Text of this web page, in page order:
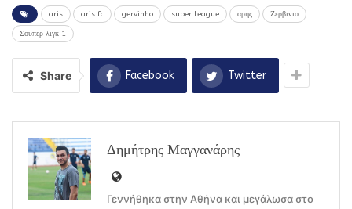
aris aris fc gervinho super league αρης Ζερβινιο
Σουπερ λιγκ 1
Share Facebook Twitter
Δημήτρης Μαγγανάρης
Γεννήθηκα στην Αθήνα και μεγάλωσα στο